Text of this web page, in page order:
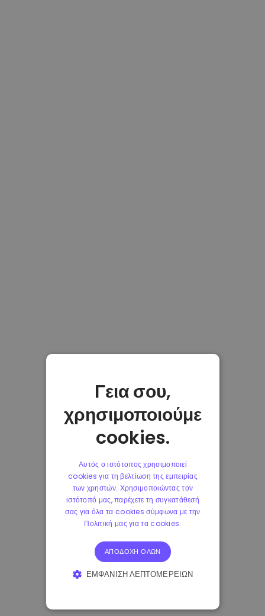
Γεια σου,
χρησιμοποιούμε
cookies.
Αυτός ο ιστότοπος χρησιμοποιεί
cookies για τη βελτίωση της εμπειρίας
των χρηστών. Χρησιμοποιώντας τον
ιστότοπό μας, παρέχετε τη συγκατάθεσή
σας για όλα τα cookies σύμφωνα με την
Πολιτική μας για τα cookies.
ΑΠΟΔΟΧΉ ΌΛΩΝ
ΕΜΦΆΝΙΣΗ ΛΕΠΤΟΜΕΡΕΙΏΝ